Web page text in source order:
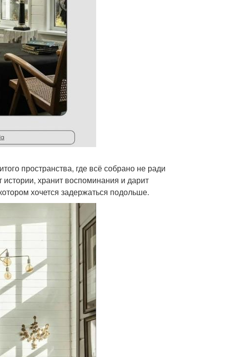
пространства, где всё собрано не ради
хранит воспоминания и дарит
хочется задержаться подольше.